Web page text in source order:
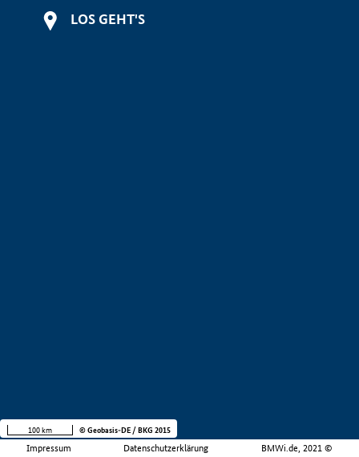
LOS GEHT'S
Impressum Datenschutzerklärung BMWi.de, 2021 ©
100 km © Geobasis-DE / BKG 2015